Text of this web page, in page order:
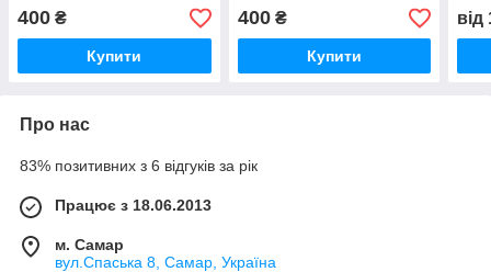
400 ₴
Купити
400₴
Купити
від
Про нас
83% позитивних з 6 відгуків за рік
Працює з 18.06.2013
м. Самар
вул.Спаська 8, Самар, Україна